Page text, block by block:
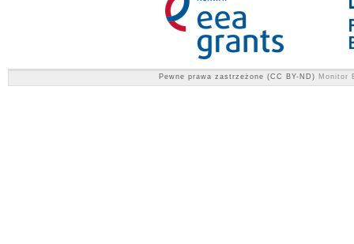
Pewne prawa zastrzeżone (CC BY-ND) Monitor